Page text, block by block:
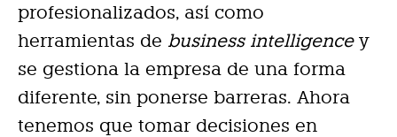
profesionalizados, así como
herramientas de business intelligencey
se gestiona la empresa de una forma
diferente, sin ponerse barreras. Ahora
tenemos que tomar decisiones en